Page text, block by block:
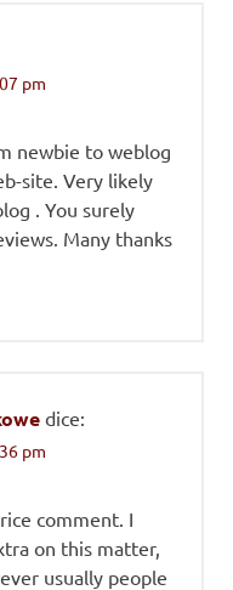
pm
newbie to weblog
site. Very likely
. You surely
Many thanks
dice:
pm
comment. I
on this matter,
usually people